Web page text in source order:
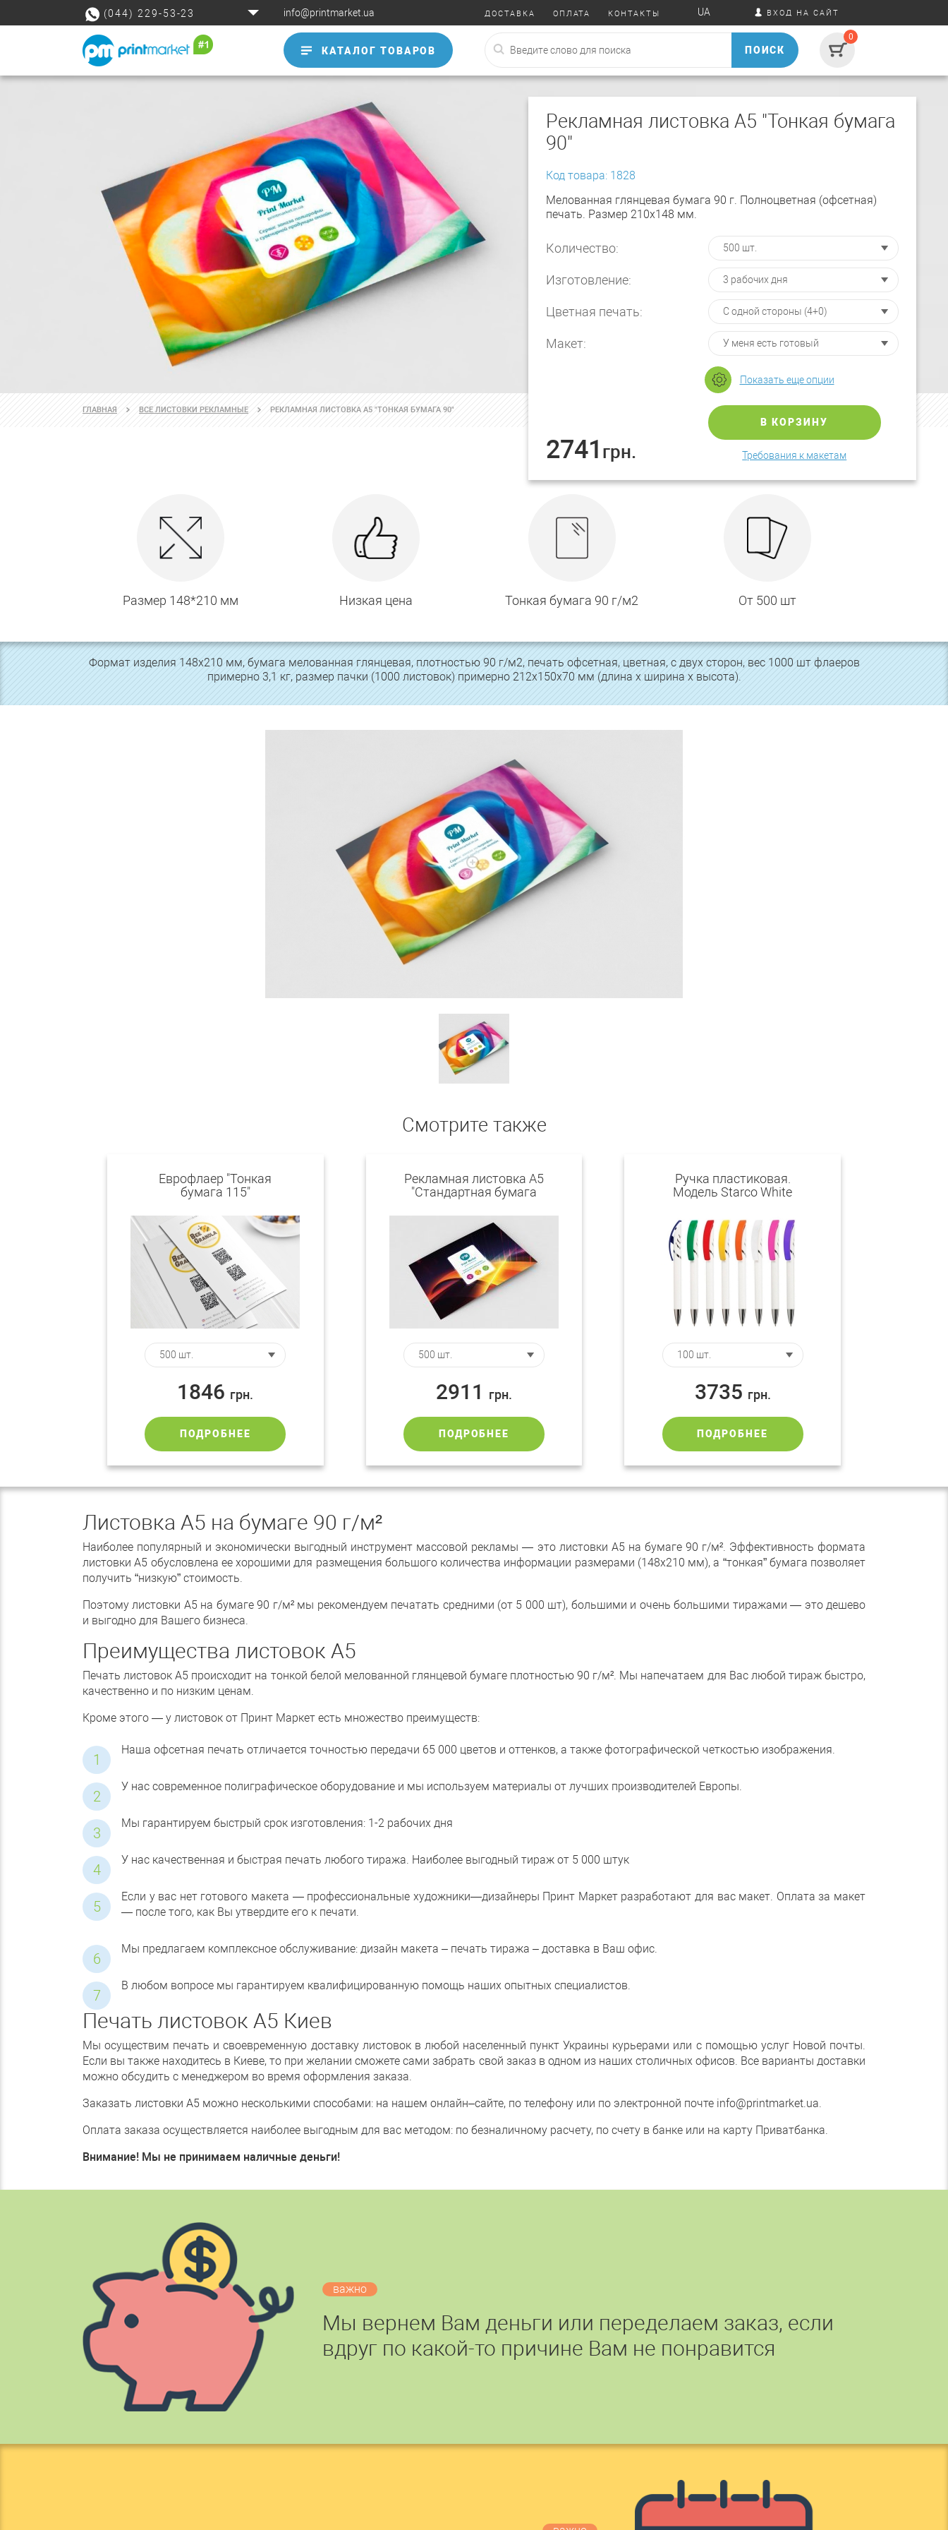
(044) 229-53-23 info@printmarket.ua ДОСТАВКА ОПЛАТА КОНТАКТЫ UA ВХОД НА САЙТ
КАТАЛОГ ТОВАРОВ ПОИСК
0
Рекламная листовка А5 "Тонкая бумага
90"
Код товара: 1828
Мелованная глянцевая бумага 90 г. Полноцветная (офсетная)
печать. Размер 210х148 мм.
Количество:
Изготовление:
Цветная печать:
Макет:
Показать еще опции
2741 грн.
В КОРЗИНУ
Требования к макетам
ГЛАВНАЯ ВСЕ ЛИСТОВКИ РЕКЛАМНЫЕ РЕКЛАМНАЯ ЛИСТОВКА А5 "ТОНКАЯ БУМАГА 90"
Размер 148*210 мм Низкая цена Тонкая бумага 90 г/м2 От 500 шт
Формат изделия 148х210 мм, бумага мелованная глянцевая, плотностью 90 г/м2, печать офсетная, цветная, с двух сторон, вес 1000 шт флаеров
примерно 3,1 кг, размер пачки (1000 листовок) примерно 212х150х70 мм (длина х ширина х высота).
Смотрите также
Еврофлаер "Тонкая
бумага 115"
1846 грн.
ПОДРОБНЕЕ
Рекламная листовка А5
"Стандартная бумага
2911 грн.
ПОДРОБНЕЕ
Ручка пластиковая.
Модель Starco White
3735 грн.
ПОДРОБНЕЕ
Листовка А5 на бумаге 90 г/м²
Наиболее популярный и экономически выгодный инструмент массовой рекламы — это листовки А5 на бумаге 90 г/м². Эффективность формата
листовки А5 обусловлена ее хорошими для размещения большого количества информации размерами (148х210 мм), а “тонкая” бумага позволяет
получить “низкую” стоимость.
Поэтому листовки А5 на бумаге 90 г/м² мы рекомендуем печатать средними (от 5 000 шт), большими и очень большими тиражами — это дешево
и выгодно для Вашего бизнеса.
Преимущества листовок А5
Печать листовок А5 происходит на тонкой белой мелованной глянцевой бумаге плотностью 90 г/м². Мы напечатаем для Вас любой тираж быстро,
качественно и по низким ценам.
Кроме этого — у листовок от Принт Маркет есть множество преимуществ:
Наша офсетная печать отличается точностью передачи 65 000 цветов и оттенков, а также фотографической четкостью изображения.
У нас современное полиграфическое оборудование и мы используем материалы от лучших производителей Европы.
Мы гарантируем быстрый срок изготовления: 1-2 рабочих дня
У нас качественная и быстрая печать любого тиража. Наиболее выгодный тираж от 5 000 штук
Если у вас нет готового макета — профессиональные художники—дизайнеры Принт Маркет разработают для вас макет. Оплата за макет
— после того, как Вы утвердите его к печати.
Мы предлагаем комплексное обслуживание: дизайн макета – печать тиража – доставка в Ваш офис.
В любом вопросе мы гарантируем квалифицированную помощь наших опытных специалистов.
Печать листовок А5 Киев
Мы осуществим печать и своевременную доставку листовок в любой населенный пункт Украины курьерами или с помощью услуг Новой почты.
Если вы также находитесь в Киеве, то при желании сможете сами забрать свой заказ в одном из наших столичных офисов. Все варианты доставки
можно обсудить с менеджером во время оформления заказа.
Заказать листовки А5 можно несколькими способами: на нашем онлайн–сайте, по телефону или по электронной почте info@printmarket.ua.
Оплата заказа осуществляется наиболее выгодным для вас методом: по безналичному расчету, по счету в банке или на карту Приватбанка.
Внимание! Мы не принимаем наличные деньги!
важно
Мы вернем Вам деньги или переделаем заказ, если
вдруг по какой-то причине Вам не понравится